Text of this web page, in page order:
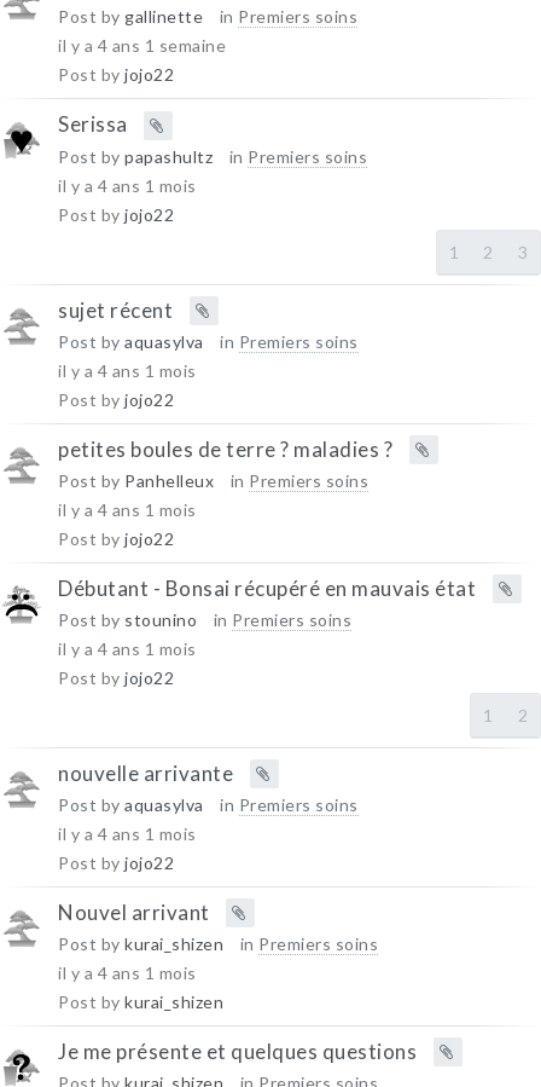
Post by gallinette in Premiers soins
il y a 4 ans 1 semaine
Post by jojo22
Serissa
Post by papashultz in Premiers soins
il y a 4 ans 1 mois
Post by jojo22
1
2 3
sujet récent
Post by aquasylva in Premiers soins
il y a 4 ans 1 mois
Post by jojo22
petites boules de terre ? maladies ?
Post by Panhelleux in Premiers soins
il y a 4 ans 1 mois
Post by jojo22
Débutant - Bonsai récupéré en mauvais état
Post by stounino in Premiers soins
il y a 4 ans 1 mois
Post by jojo22
1
2
nouvelle arrivante
Post by aquasylva in Premiers soins
il y a 4 ans 1 mois
Post by jojo22
Nouvel arrivant
Post by kurai_shizen in Premiers soins
il y a 4 ans 1 mois
Post by kurai_shizen
Je me présente et quelques questions
Post by kurai_shizen in Premiers soins